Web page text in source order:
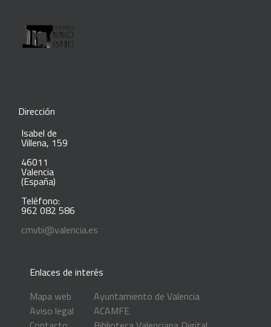
Dirección
Isabel de
Villena, 159
46011
Valencia
(España)
Teléfono:
962 082 586
cmvbi@valencia.es
Enlaces de interés
Mapa web
Aviso legal
Ayuntamiento de Valencia
ACAMFE